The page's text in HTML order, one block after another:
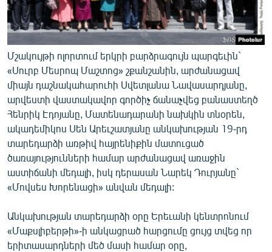
«Ազատության» բոլոր կայքերը
Մշակույթի ոլորտում երկրի բարձրագույն պարգեւին`
«Սուրբ Մեսրոպ Մաշտոց» շքանշանին, արժանացավ
միայն դաշնակահարուհի Սվետլանա Նավասարդյանը,
արվեստի վաստակավոր գործիչ ճանաչվեց բանաստեղծ
Հենրիկ Էդոյանը, Մատենադարանի նախկին տնօրեն,
ակադեմիկոս Սեն Արեւշատյանը անկախության 19-րդ
տարեդարձի առթիվ հայրենիքին մատուցած
ծառայությունների համար արժանացավ առաջին
աստիճանի մեդալի, իսկ դերասան Նարեկ Դուրյանը`
«Մովսես Խորենացի» անվան մեդալի:
Անկախության տարեդարձի օրը Երեւանի կենտրոնում
«Մաքսլիբերթի»-ի անկացրած հարցումը ցույց տվեց որ
երիտասարդների մեծ մասի համար օրը,